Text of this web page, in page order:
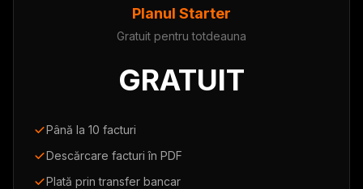
Planul Starter
Gratuit pentru totdeauna
GRATUIT
Până la 10 facturi
Descărcare facturi în PDF
Plată prin transfer bancar